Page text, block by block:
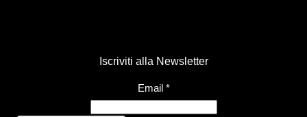
Iscriviti alla Newsletter
Email *